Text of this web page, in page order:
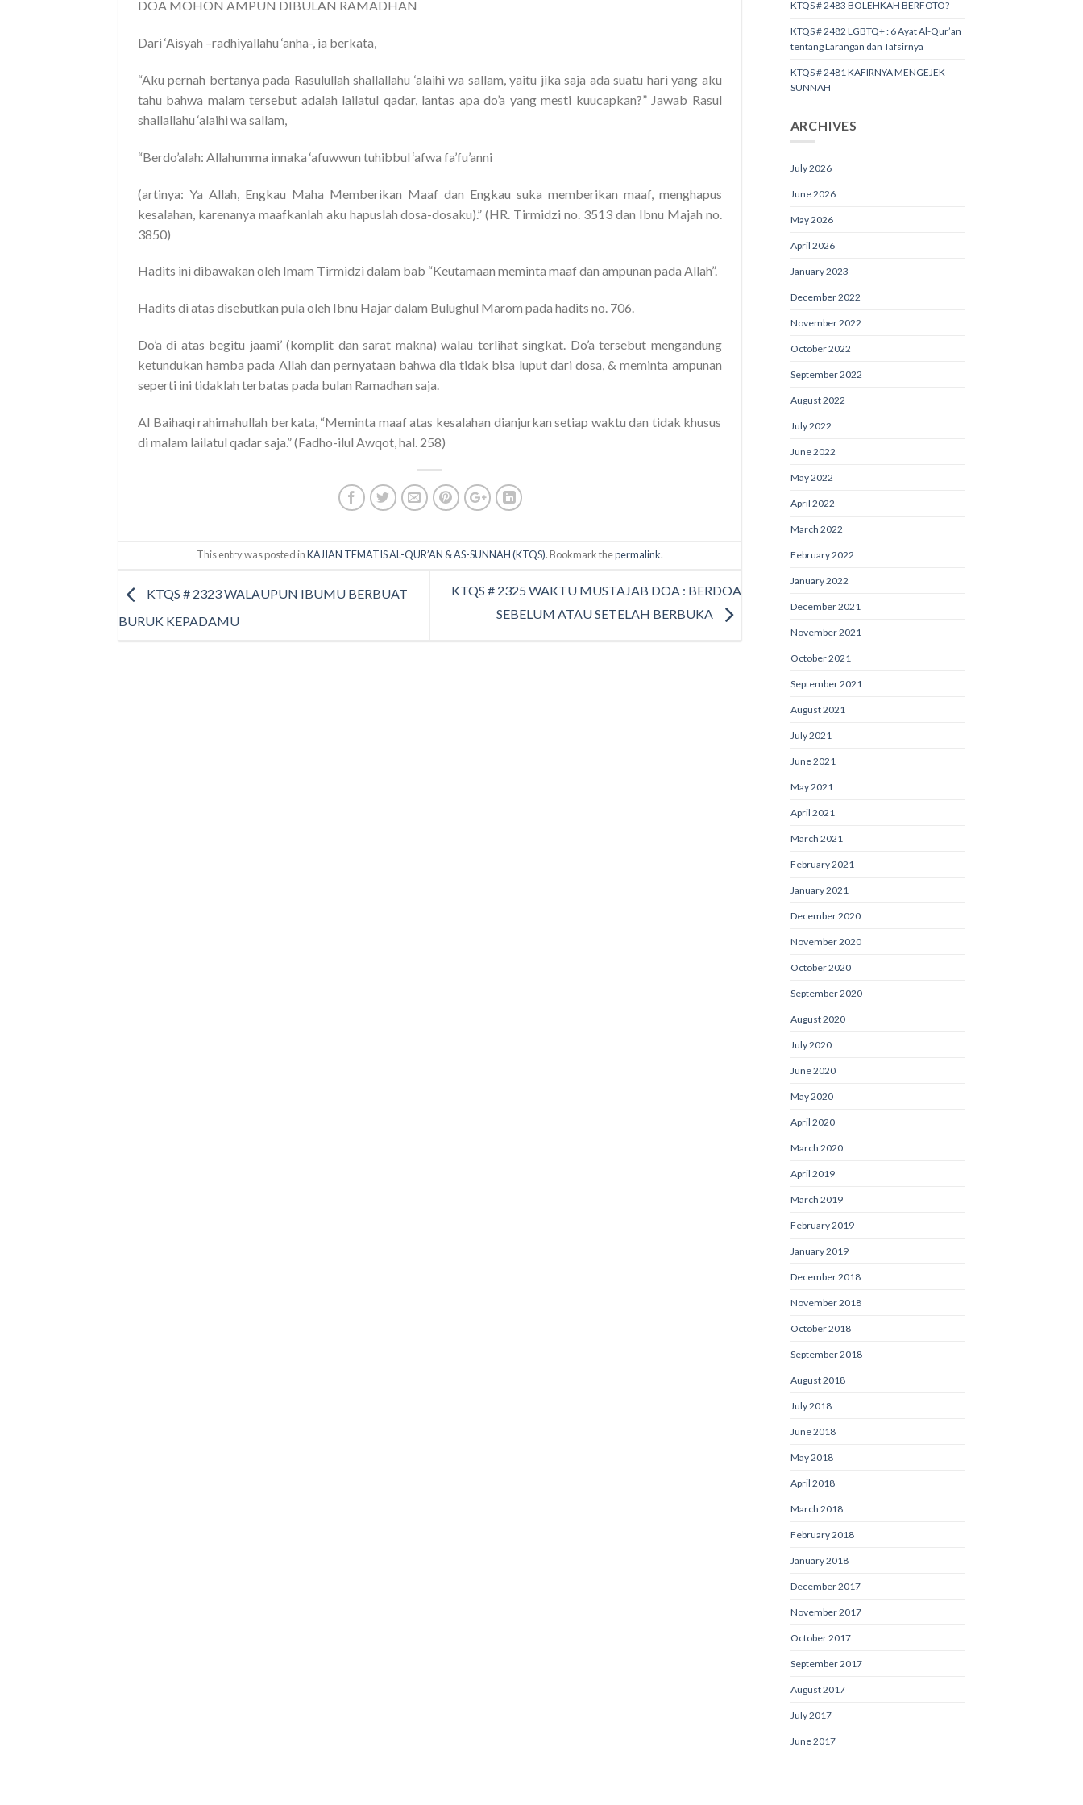
DOA MOHON AMPUN DIBULAN RAMADHAN
Dari ‘Aisyah –radhiyallahu ‘anha-, ia berkata,
“Aku pernah bertanya pada Rasulullah shallallahu ‘alaihi wa sallam, yaitu jika saja ada suatu hari yang aku
tahu bahwa malam tersebut adalah lailatul qadar, lantas apa do’a yang mesti kuucapkan?” Jawab Rasul
shallallahu ‘alaihi wa sallam,
“Berdo’alah: Allahumma innaka ‘afuwwun tuhibbul ‘afwa fa’fu’anni
(artinya: Ya Allah, Engkau Maha Memberikan Maaf dan Engkau suka memberikan maaf, menghapus
kesalahan, karenanya maafkanlah aku hapuslah dosa-dosaku).” (HR. Tirmidzi no. 3513 dan Ibnu Majah no.
3850)
Hadits ini dibawakan oleh Imam Tirmidzi dalam bab “Keutamaan meminta maaf dan ampunan pada Allah”.
Hadits di atas disebutkan pula oleh Ibnu Hajar dalam Bulughul Marom pada hadits no. 706.
Do’a di atas begitu jaami’ (komplit dan sarat makna) walau terlihat singkat. Do’a tersebut mengandung
ketundukan hamba pada Allah dan pernyataan bahwa dia tidak bisa luput dari dosa, & meminta ampunan
seperti ini tidaklah terbatas pada bulan Ramadhan saja.
Al Baihaqi rahimahullah berkata, “Meminta maaf atas kesalahan dianjurkan setiap waktu dan tidak khusus
di malam lailatul qadar saja.” (Fadho-ilul Awqot, hal. 258)
This entry was posted inKAJIAN TEMATIS AL-QUR’AN & AS-SUNNAH (KTQS). Bookmark thepermalink.
KTQS # 2323 WALAUPUN IBUMU BERBUAT
BURUK KEPADAMU
KTQS # 2325 WAKTU MUSTAJAB DOA : BERDOA
SEBELUM ATAU SETELAH BERBUKA
KTQS # 2483 BOLEHKAH BERFOTO?
KTQS # 2482 LGBTQ+ : 6 Ayat Al-Qur’an
tentang Larangan dan Tafsirnya
KTQS # 2481 KAFIRNYA MENGEJEK
SUNNAH
ARCHIVES
July 2026
June 2026
May 2026
April 2026
January 2023
December 2022
November 2022
October 2022
September 2022
August 2022
July 2022
June 2022
May 2022
April 2022
March 2022
February 2022
January 2022
December 2021
November 2021
October 2021
September 2021
August 2021
July 2021
June 2021
May 2021
April 2021
March 2021
February 2021
January 2021
December 2020
November 2020
October 2020
September 2020
August 2020
July 2020
June 2020
May 2020
April 2020
March 2020
April 2019
March 2019
February 2019
January 2019
December 2018
November 2018
October 2018
September 2018
August 2018
July 2018
June 2018
May 2018
April 2018
March 2018
February 2018
January 2018
December 2017
November 2017
October 2017
September 2017
August 2017
July 2017
June 2017